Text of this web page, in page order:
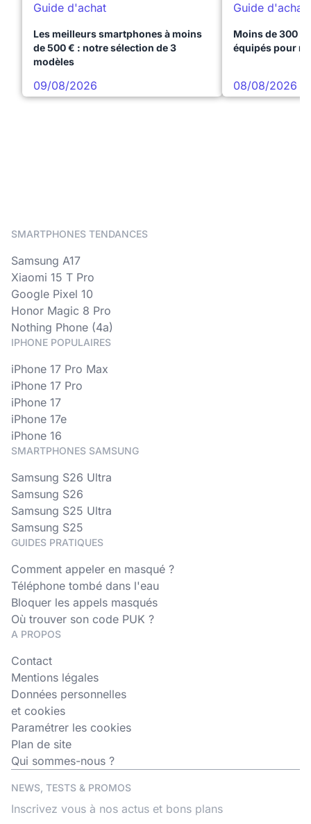
Guide d'achat
Les meilleurs smartphones à moins
de 500 € : notre sélection de 3
modèles
09/08/2026
Guide d'achat
Moins de 300 €
équipés pour
08/08/2026
SMARTPHONES TENDANCES
Samsung A17
Xiaomi 15 T Pro
Google Pixel 10
Honor Magic 8 Pro
Nothing Phone (4a)
IPHONE POPULAIRES
iPhone 17 Pro Max
iPhone 17 Pro
iPhone 17
iPhone 17e
iPhone 16
SMARTPHONES SAMSUNG
Samsung S26 Ultra
Samsung S26
Samsung S25 Ultra
Samsung S25
GUIDES PRATIQUES
Comment appeler en masqué ?
Téléphone tombé dans l'eau
Bloquer les appels masqués
Où trouver son code PUK ?
A PROPOS
Contact
Mentions légales
Données personnelles
et cookies
Paramétrer les cookies
Plan de site
Qui sommes-nous ?
NEWS, TESTS & PROMOS
Inscrivez vous à nos actus et bons plans